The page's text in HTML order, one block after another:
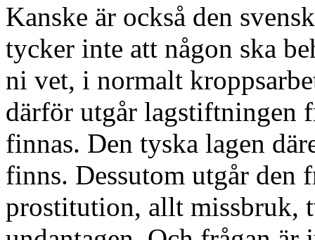
Kanske är också den
tycker inte att någon ska
ni vet, i normalt
därför utgår lagstiftningen
finnas. Den tyska lagen
finns. Dessutom utgår
prostitution, allt missbruk,